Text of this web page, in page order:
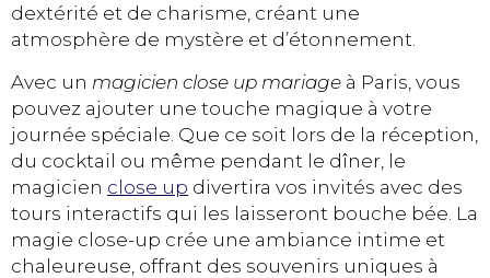
dextérité et de charisme, créant une
atmosphère de mystère et d’étonnement.
Avec un magicien close up mariage à Paris, vous
pouvez ajouter une touche magique à votre
journée spéciale. Que ce soit lors de la réception,
du cocktail ou même pendant le dîner, le
magicien close up divertira vos invités avec des
tours interactifs qui les laisseront bouche bée. La
magie close-up crée une ambiance intime et
chaleureuse, offrant des souvenirs uniques à